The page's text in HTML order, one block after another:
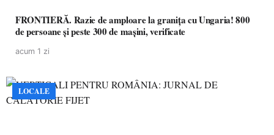
FRONTIERĂ. Razie de amploare la granița cu Ungaria! 800
de persoane și peste 300 de mașini, verificate
acum 1 zi
LOCALE